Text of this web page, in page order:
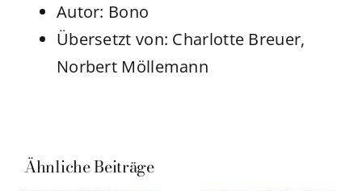
Autor: Bono
Übersetzt von: Charlotte Breuer,
Norbert Möllemann
Ähnliche Beiträge